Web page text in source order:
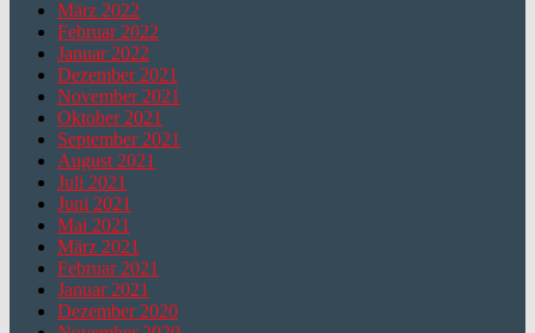
März 2022
Februar 2022
Januar 2022
Dezember 2021
November 2021
Oktober 2021
September 2021
August 2021
Juli 2021
Juni 2021
Mai 2021
März 2021
Februar 2021
Januar 2021
Dezember 2020